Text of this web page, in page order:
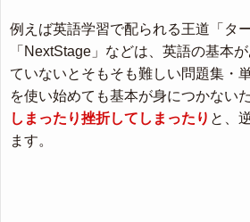
例えば英語学習で配られる王道「タ
「NextStage」などは、英語の基本
ていないとそもそも難しい問題集・
を使い始めても基本が身につかないた
しまったり挫折してしまったり と、
ます。